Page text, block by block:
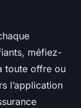
méfiez-
toute offre ou
l’application